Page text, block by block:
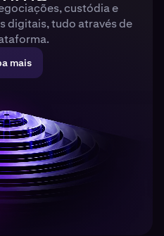
custódia e
digitais, tudo através de
mais